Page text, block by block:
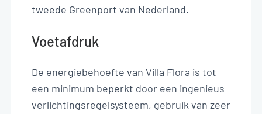
tweede Greenport van Nederland.
Voetafdruk
De energiebehoefte van Villa Flora is tot
een minimum beperkt door een ingenieus
verlichtingsregelsysteem, gebruik van zeer